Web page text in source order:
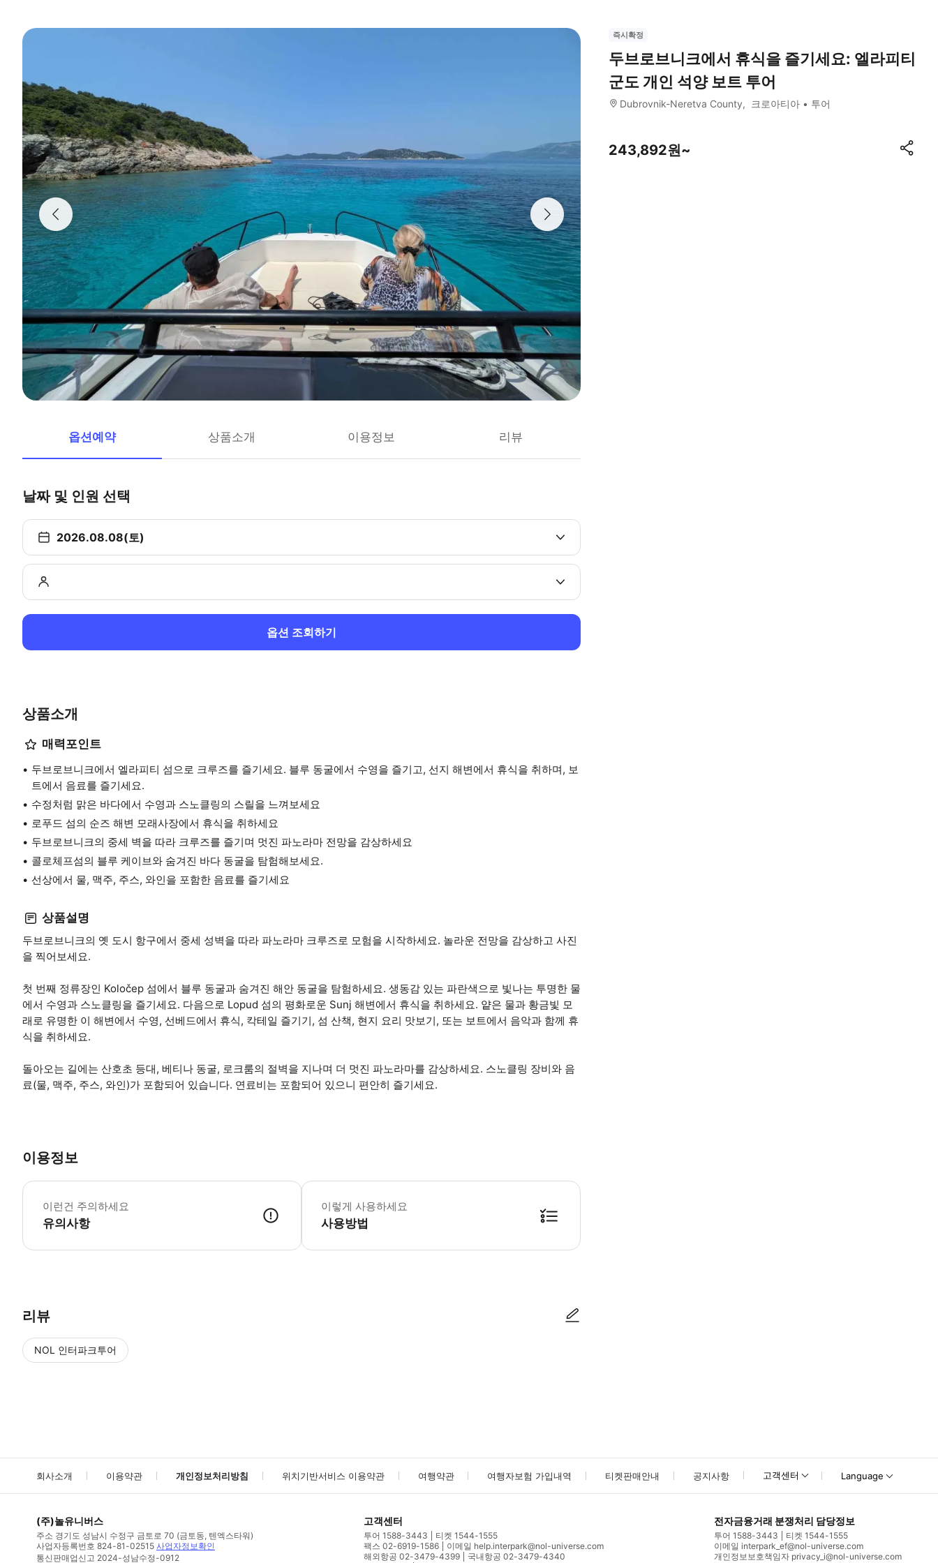
옵션예약 상품소개 이용정보 리뷰
날짜 및 인원 선택
2026.08.08(토)
옵션 조회하기
상품소개
매력포인트
두브로브니크에서 엘라피티 섬으로 크루즈를 즐기세요. 블루 동굴에서 수영을 즐기고, 선지 해변에서 휴식을 취하며, 보
트에서 음료를 즐기세요.
수정처럼 맑은 바다에서 수영과 스노클링의 스릴을 느껴보세요
로푸드 섬의 순즈 해변 모래사장에서 휴식을 취하세요
두브로브니크의 중세 벽을 따라 크루즈를 즐기며 멋진 파노라마 전망을 감상하세요
콜로체프섬의 블루 케이브와 숨겨진 바다 동굴을 탐험해보세요.
선상에서 물, 맥주, 주스, 와인을 포함한 음료를 즐기세요
상품설명
두브로브니크의 옛 도시 항구에서 중세 성벽을 따라 파노라마 크루즈로 모험을 시작하세요. 놀라운 전망을 감상하고 사진
을 찍어보세요.
첫 번째 정류장인 Koločep 섬에서 블루 동굴과 숨겨진 해안 동굴을 탐험하세요. 생동감 있는 파란색으로 빛나는 투명한 물
에서 수영과 스노클링을 즐기세요. 다음으로 Lopud 섬의 평화로운 Sunj 해변에서 휴식을 취하세요. 얕은 물과 황금빛 모
래로 유명한 이 해변에서 수영, 선베드에서 휴식, 칵테일 즐기기, 섬 산책, 현지 요리 맛보기, 또는 보트에서 음악과 함께 휴
식을 취하세요.
돌아오는 길에는 산호초 등대, 베티나 동굴, 로크룸의 절벽을 지나며 더 멋진 파노라마를 감상하세요. 스노클링 장비와 음
료(물, 맥주, 주스, 와인)가 포함되어 있습니다. 연료비는 포함되어 있으니 편안히 즐기세요.
이용정보
이런건 주의하세요
유의사항
미팅 포인트는 Porat Dubrovnik, Ribarnica ul. 1, 20000, Dubrovnik, Croatia입니다. * 소요시간 : 90분-480분 (옵션에 따라 소요 시간이 다를 수 있으니, 예
이렇게 사용하세요
사용방법
리뷰
NOL 인터파크투어
즉시확정
두브로브니크에서 휴식을 즐기세요: 엘라피티
군도 개인 석양 보트 투어
Dubrovnik-Neretva County 크로아티아 투어
243,892원~
회사소개 이용약관 개인정보처리방침 위치기반서비스 이용약관 여행약관 여행자보험 가입내역 티켓판매안내 공지사항 고객센터 Language
(주)놀유니버스
주소 경기도 성남시 수정구 금토로 70 (금토동, 텐엑스타워)
사업자등록번호 824-81-02515 사업자정보확인
통신판매업신고 2024-성남수정-0912
고객센터
투어 1588-3443
티켓 1544-1555
팩스 02-6919-1586
이메일 help.interpark@nol-universe.com
해외항공 02-3479-4399
국내항공 02-3479-4340
전자금융거래 분쟁처리 담당정보
투어 1588-3443
티켓 1544-1555
이메일 interpark_ef@nol-universe.com
개인정보보호책임자 privacy_i@nol-universe.com